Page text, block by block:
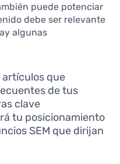
puede potenciar
debe ser relevante
algunas
artículos que
de tus
clave
tu posicionamiento
SEM que dirijan